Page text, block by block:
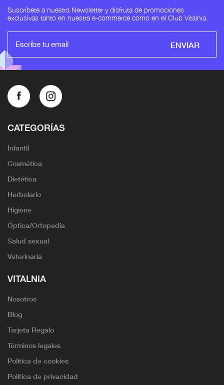
Suscríbete a nuestra Newsletter y disfruta de promociones
exclusivas tanto en nuestra e-commerce como en el Club Vitalnia.
ENVIAR
CATEGORÍAS
Infantil
Cosmética
Dietética
Herbolario
Higiene
Óptica/Ortopedia
Salud sexual
Veterinaria
VITALNIA
Nosotros
Blog
Tarjeta Regalo
Términos legales
Política de cookies
Política de privacidad